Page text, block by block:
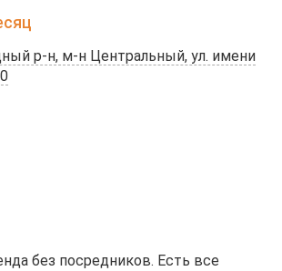
р-н, м-н Центральный, ул. имени
без посредников. Есть все